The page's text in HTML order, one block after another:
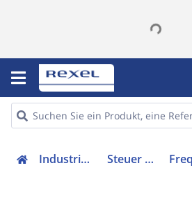
Industriekomponenten Steuer & Regelgeräte